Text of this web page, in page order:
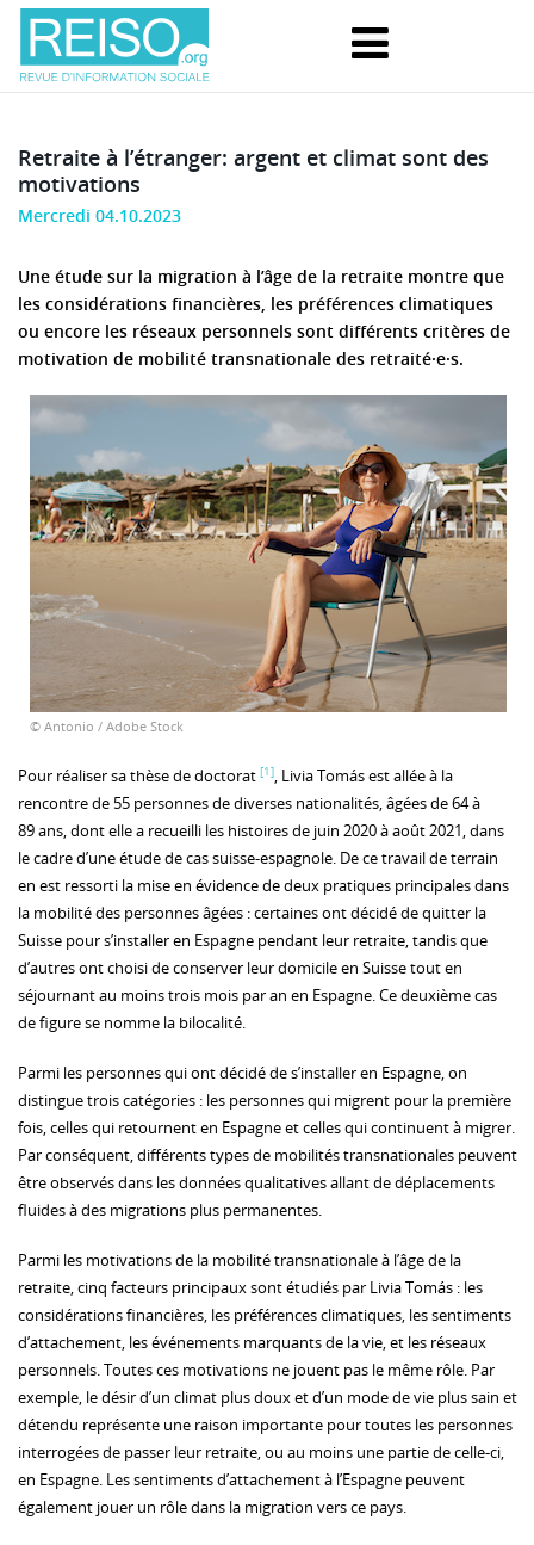
Retraite à l’étranger: argent et climat sont des
motivations
Mercredi 04.10.2023
Une étude sur la migration à l’âge de la retraite montre que
les considérations financières, les préférences climatiques
ou encore les réseaux personnels sont différents critères de
motivation de mobilité transnationale des retraité·e·s.
© Antonio / Adobe Stock
Pour réaliser sa thèse de doctorat [1], Livia Tomás est allée à la
rencontre de 55 personnes de diverses nationalités, âgées de 64 à
89 ans, dont elle a recueilli les histoires de juin 2020 à août 2021, dans
le cadre d’une étude de cas suisse-espagnole. De ce travail de terrain
en est ressorti la mise en évidence de deux pratiques principales dans
la mobilité des personnes âgées : certaines ont décidé de quitter la
Suisse pour s’installer en Espagne pendant leur retraite, tandis que
d’autres ont choisi de conserver leur domicile en Suisse tout en
séjournant au moins trois mois par an en Espagne. Ce deuxième cas
de figure se nomme la bilocalité.
Parmi les personnes qui ont décidé de s’installer en Espagne, on
distingue trois catégories : les personnes qui migrent pour la première
fois, celles qui retournent en Espagne et celles qui continuent à migrer.
Par conséquent, différents types de mobilités transnationales peuvent
être observés dans les données qualitatives allant de déplacements
fluides à des migrations plus permanentes.
Parmi les motivations de la mobilité transnationale à l’âge de la
retraite, cinq facteurs principaux sont étudiés par Livia Tomás : les
considérations financières, les préférences climatiques, les sentiments
d’attachement, les événements marquants de la vie, et les réseaux
personnels. Toutes ces motivations ne jouent pas le même rôle. Par
exemple, le désir d’un climat plus doux et d’un mode de vie plus sain et
détendu représente une raison importante pour toutes les personnes
interrogées de passer leur retraite, ou au moins une partie de celle-ci,
en Espagne. Les sentiments d’attachement à l’Espagne peuvent
également jouer un rôle dans la migration vers ce pays.